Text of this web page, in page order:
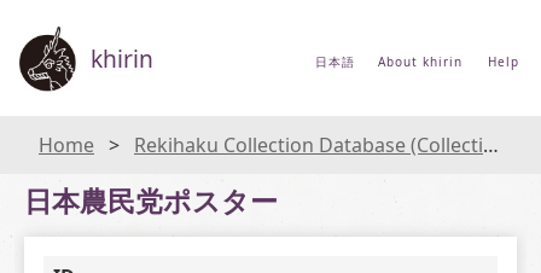
khirin 日本語 About khirin Help
Home Rekihaku Collection Database (Collections Database of the National Museum of Japanese History)
日本農民党ポスター